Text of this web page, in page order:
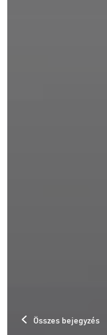
Összes bejegyzés